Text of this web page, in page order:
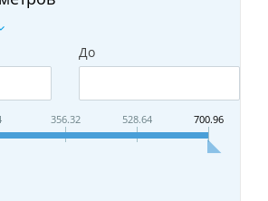
До
356.32 528.64 700.96